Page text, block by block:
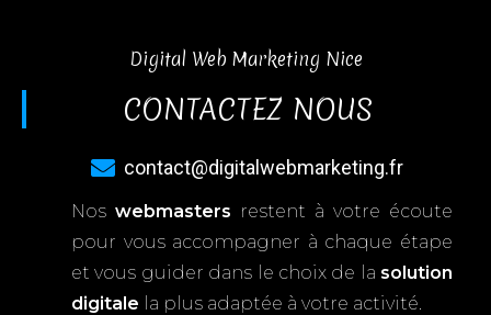
Digital Web Marketing Nice
CONTACTEZ NOUS
contact@digitalwebmarketing.fr
Nos webmasters restent à votre écoute
pour vous accompagner à chaque étape
et vous guider dans le choix de la solution
digitale la plus adaptée à votre activité.